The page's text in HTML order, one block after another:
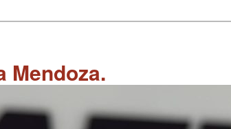
Mendoza.